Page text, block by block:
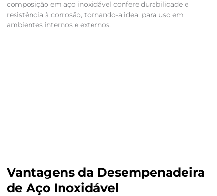
composição em aço inoxidável confere durabilidade e
resistência à corrosão, tornando-a ideal para uso em
ambientes internos e externos.
Vantagens da Desempenadeira
de Aço Inoxidável